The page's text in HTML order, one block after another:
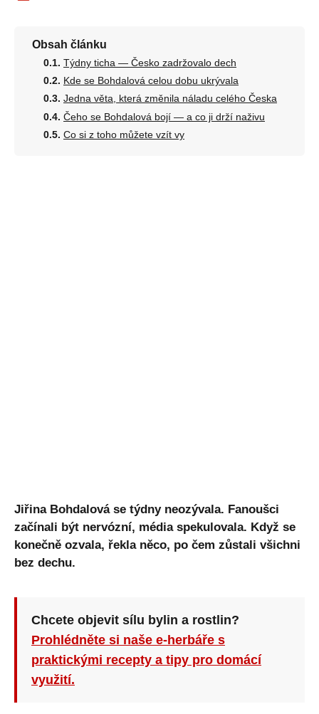
Obsah článku
Týdny ticha — Česko zadržovalo dech
Kde se Bohdalová celou dobu ukrývala
Jedna věta, která změnila náladu celého Česka
Čeho se Bohdalová bojí — a co ji drží naživu
Co si z toho můžete vzít vy
Jiřina Bohdalová se týdny neozývala. Fanoušci
začínali být nervózní, média spekulovala. Když se
konečně ozvala, řekla něco, po čem zůstali všichni
bez dechu.
Chcete objevit sílu bylin a rostlin?
Prohlédněte si naše e-herbáře s
praktickými recepty a tipy pro domácí
využití.